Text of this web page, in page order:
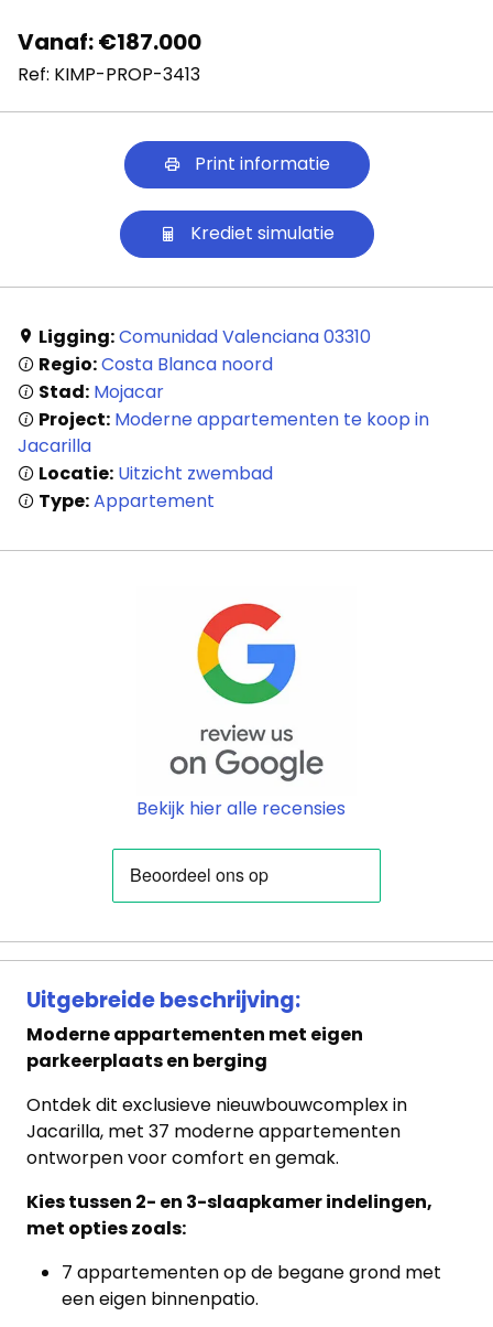
Ons
team
ons
Blog
Cookies
Vanaf: €187.000
Ref: KIMP-PROP-3413
Print informatie
Krediet simulatie
Ligging:Comunidad Valenciana 03310
Regio:Costa Blanca noord
Stad: Mojacar
Project: Moderne appartementen te koop in
Jacarilla
Locatie: Uitzicht zwembad
Type:Appartement
Bekijk hier alle recensies
Uitgebreide beschrijving:
Moderne appartementen met eigen
parkeerplaats en berging
Ontdek dit exclusieve nieuwbouwcomplex in
Jacarilla, met 37 moderne appartementen
ontworpen voor comfort en gemak.
Kies tussen 2- en 3-slaapkamer indelingen,
met opties zoals:
7 appartementen op de begane grond met
een eigen binnenpatio.